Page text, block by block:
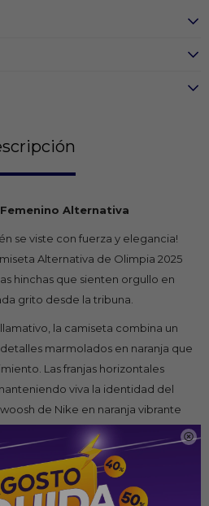

Alternativa
se viste con fuerza y elegancia!
Alternativa de Olimpia 2025
hinchas que sienten orgullo en
grito desde la tribuna.
la camiseta combina un
marmolados en naranja que
Las franjas horizontales
viva la identidad del
de Nike en naranja vibrante
de energía.
Olimpia, acompañado por las
con fuerza en el pecho,
e inspirando nuevas hazañas.